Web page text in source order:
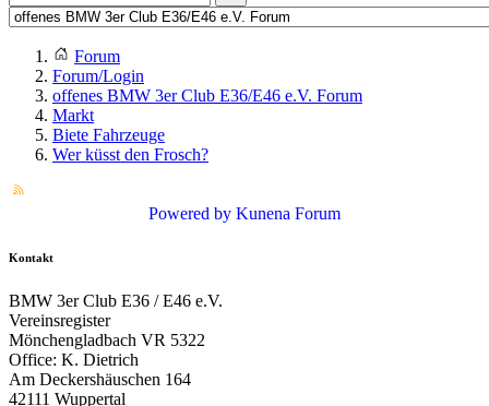
Forum
Forum/Login
offenes BMW 3er Club E36/E46 e.V. Forum
Markt
Biete Fahrzeuge
Wer küsst den Frosch?
Powered by Kunena Forum
Kontakt
BMW 3er Club E36 / E46 e.V.
Vereinsregister
Mönchengladbach VR 5322
Office: K. Dietrich
Am Deckershäuschen 164
42111 Wuppertal